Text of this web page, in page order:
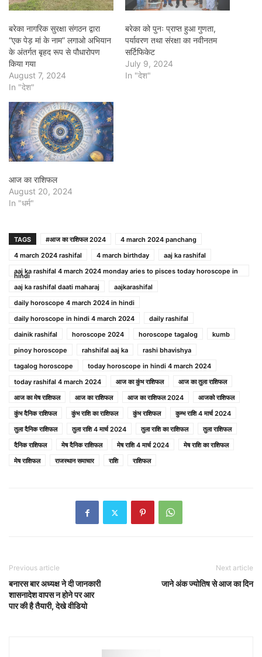
बरेका नागरिक सुरक्षा संगठन द्वारा
“एक पेड़ मां के नाम” लगाओ अभियान
के अंतर्गत बृहद रूप से पौधारोपण
किया गया
August 7, 2024
In "देश"
बरेका को पुनः प्राप्त हुआ गुणता,
पर्यावरण तथा संरक्षा का नवीनतम
सर्टिफिकेट
July 9, 2024
In "देश"
आज का राशिफल
August 20, 2024
In "धर्म"
TAGS #आज का राशिफल 2024
4 march 2024 panchang
4 march 2024 rashifal
4 march birthday
aaj ka rashifal
aaj ka rashifal 4 march 2024 monday aries to pisces today horoscope in
hindi
aaj ka rashifal daati maharaj
aajkarashifal
daily horoscope 4 march 2024 in hindi
daily horoscope in hindi 4 march 2024
daily rashifal
dainik rashifal
horoscope 2024 horoscope tagalog
kumb
pinoy horoscope
rahshifal aaj ka
rashi bhavishya
tagalog horoscope
today horoscope in hindi 4 march 2024
today rashifal 4 march 2024
आज का कुंभ राशिफल
आज का तुला राशिफल
आज का मेष राशिफल
आज का राशिफल आज का राशिफल 2024
आजको राशिफल
कुंभ दैनिक राशिफल
कुंभ राशि का राशिफल कुंभ राशिफल
कुम्भ राशि 4 मार्च 2024
तुला दैनिक राशिफल
तुला राशि 4 मार्च 2024 तुला राशि का राशिफल
तुला राशिफल
दैनिक राशिफल
मेष दैनिक राशिफल मेष राशि 4 मार्च 2024
मेष राशि का राशिफल
मेष राशिफल
राजस्थान समाचार राशि राशिफल
Previous article
बनारस बार अध्यक्ष ने दी जानकारी
शासनादेश वापस न होने पर आर
पार की है तैयारी, देखे वीडियो
Next article
जाने अंक ज्योतिष से आज का दिन